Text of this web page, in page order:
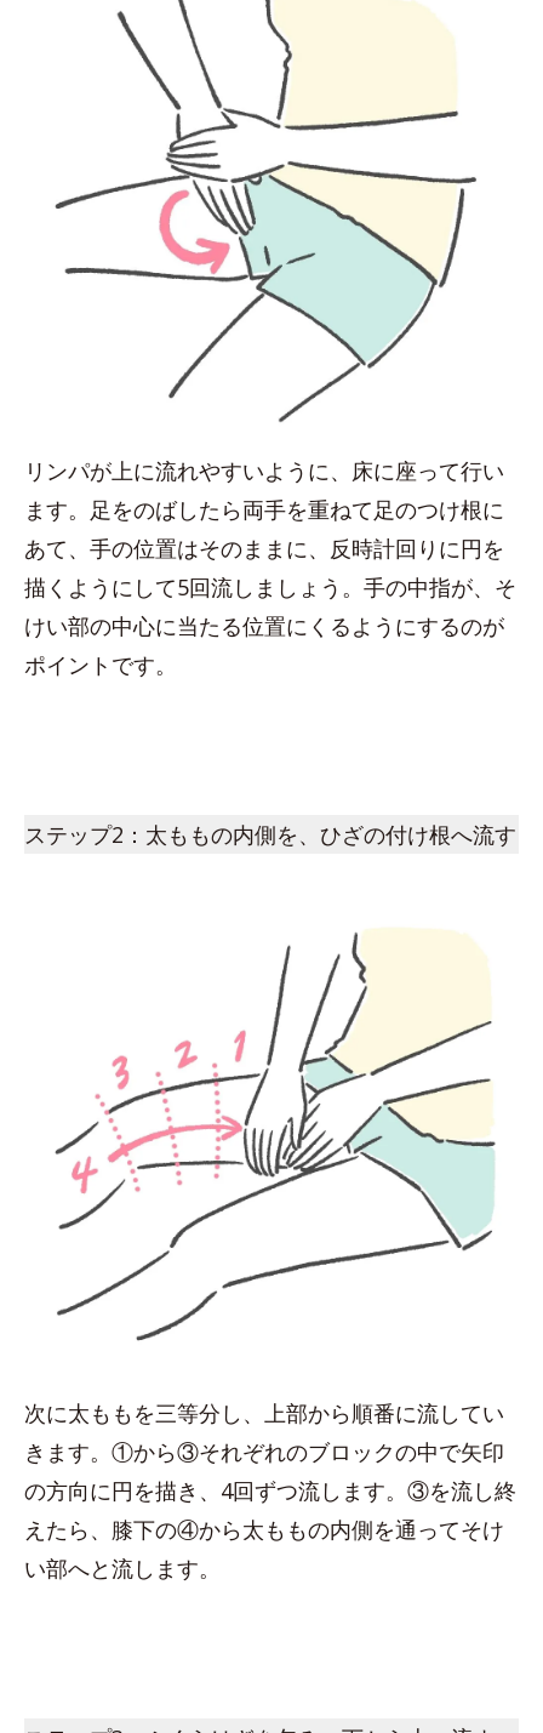
リンパが上に流れやすいように、床に座って行い
ます。足をのばしたら両手を重ねて足のつけ根に
あて、手の位置はそのままに、反時計回りに円を
描くようにして5回流しましょう。手の中指が、そ
けい部の中心に当たる位置にくるようにするのが
ポイントです。
ステップ2：太ももの内側を、ひざの付け根へ流す
次に太ももを三等分し、上部から順番に流してい
きます。①から③それぞれのブロックの中で矢印
の方向に円を描き、4回ずつ流します。③を流し終
えたら、膝下の④から太ももの内側を通ってそけ
い部へと流します。